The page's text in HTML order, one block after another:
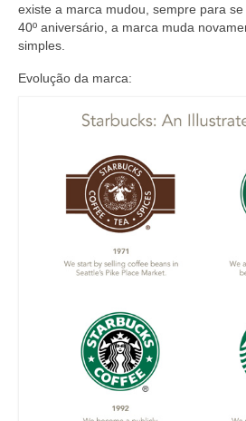
existe a marca mudou, sempre para
40º aniversário, a marca muda
simples.
Evolução da marca: